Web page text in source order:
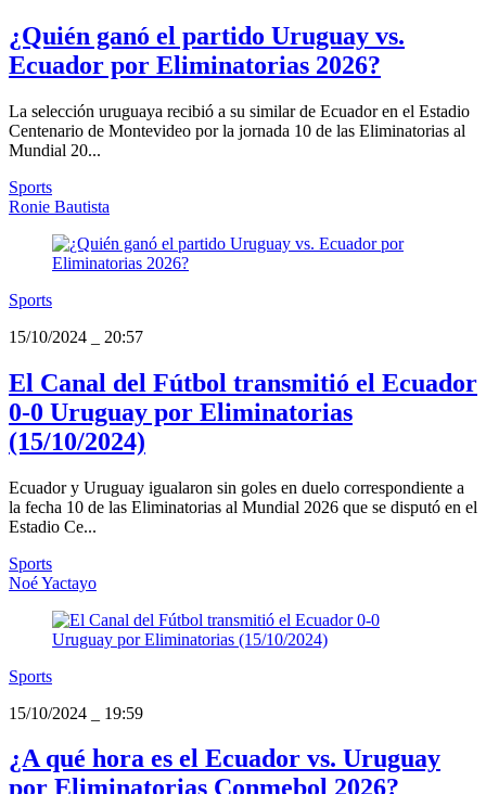
¿Quién ganó el partido Uruguay vs.
Ecuador por Eliminatorias 2026?
La selección uruguaya recibió a su similar de Ecuador en el Estadio
Centenario de Montevideo por la jornada 10 de las Eliminatorias al
Mundial 20...
Sports
Ronie Bautista
Sports
15/10/2024
20:57
El Canal del Fútbol transmitió el Ecuador
0-0 Uruguay por Eliminatorias
(15/10/2024)
Ecuador y Uruguay igualaron sin goles en duelo correspondiente a
la fecha 10 de las Eliminatorias al Mundial 2026 que se disputó en el
Estadio Ce...
Sports
Noé Yactayo
Sports
15/10/2024
19:59
¿A qué hora es el Ecuador vs. Uruguay
por Eliminatorias Conmebol 2026?